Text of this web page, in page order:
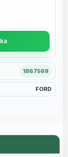
1867569
FORD